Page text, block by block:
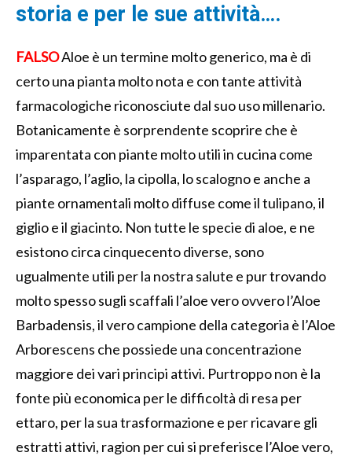
storia e per le sue attività….
FALSOAloe è un termine molto generico, ma è di
certo una pianta molto nota e con tante attività
farmacologiche riconosciute dal suo uso millenario.
Botanicamente è sorprendente scoprire che è
imparentata con piante molto utili in cucina come
l’asparago, l’aglio, la cipolla, lo scalogno e anche a
piante ornamentali molto diffuse come il tulipano, il
giglio e il giacinto. Non tutte le specie di aloe, e ne
esistono circa cinquecento diverse, sono
ugualmente utili per la nostra salute e pur trovando
molto spesso sugli scaffali l’aloe vero ovvero l’Aloe
Barbadensis, il vero campione della categoria è l’Aloe
Arborescens che possiede una concentrazione
maggiore dei vari principi attivi. Purtroppo non è la
fonte più economica per le difficoltà di resa per
ettaro, per la sua trasformazione e per ricavare gli
estratti attivi, ragion per cui si preferisce l’Aloe vero,